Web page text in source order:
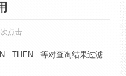
点击
等对查询结果过滤...